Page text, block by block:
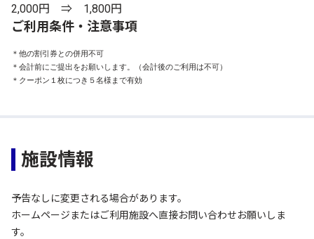
2,000円 ⇒ 1,800円
ご利用条件・注意事項
＊他の割引券との併用不可
＊会計前にご提出をお願いします。（会計後のご利用は不可）
＊クーポン１枚につき５名様まで有効
施設情報
予告なしに変更される場合があります。
ホームページまたはご利用施設へ直接お問い合わせお願いしま
す。